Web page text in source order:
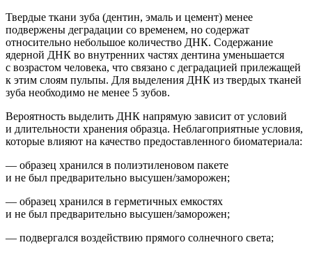
Твердые ткани зуба (дентин, эмаль и цемент) менее
подвержены деградации со временем, но содержат
относительно небольшое количество ДНК. Содержание
ядерной ДНК во внутренних частях дентина уменьшается
с возрастом человека, что связано с деградацией прилежащей
к этим слоям пульпы. Для выделения ДНК из твердых тканей
зуба необходимо не менее 5 зубов.
Вероятность выделить ДНК напрямую зависит от условий
и длительности хранения образца. Неблагоприятные условия,
которые влияют на качество предоставленного биоматериала:
— образец хранился в полиэтиленовом пакете
и не был предварительно высушен/заморожен;
— образец хранился в герметичных емкостях
и не был предварительно высушен/заморожен;
— подвергался воздействию прямого солнечного света;